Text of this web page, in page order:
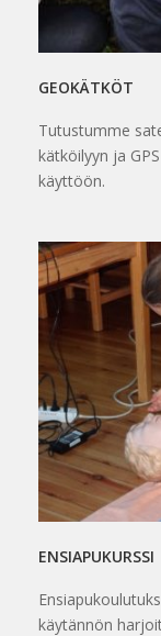
GEOKÄTKÖT
Tutustumme
kätköilyyn ja
käyttöön.
ENSIAPUKURSSI
käytännön